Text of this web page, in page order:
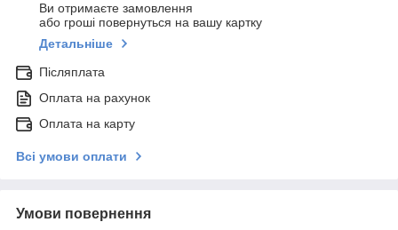
Ви отримаєте замовлення
або гроші повернуться на вашу картку
Детальніше
Післяплата
Оплата на рахунок
Оплата на карту
Всі умови оплати
Умови повернення